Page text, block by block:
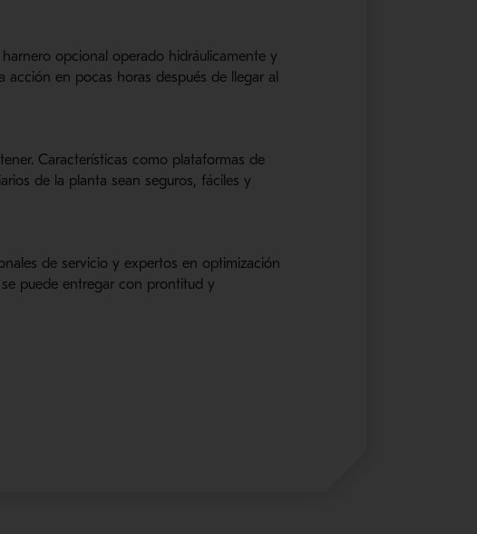
opcional operado hidráulicamente y
en pocas horas después de llegar al
Características como plataformas de
de la planta sean seguros, fáciles y
de servicio y expertos en optimización
puede entregar con prontitud y